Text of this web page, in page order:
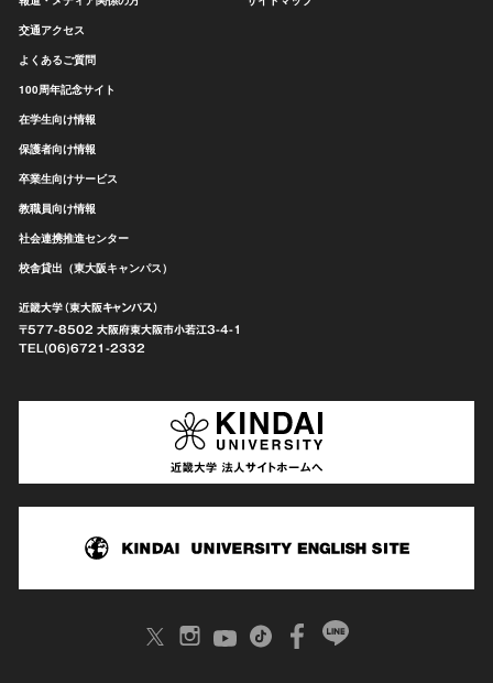
交通アクセス
よくあるご質問
100周年記念サイト
在学生向け情報
保護者向け情報
卒業生向けサービス
教職員向け情報
社会連携推進センター
校舎貸出（東大阪キャンパス）
近畿大学（東大阪キャンパス）
〒577-8502 大阪府東大阪市小若江3-4-1
TEL(06)6721-2332